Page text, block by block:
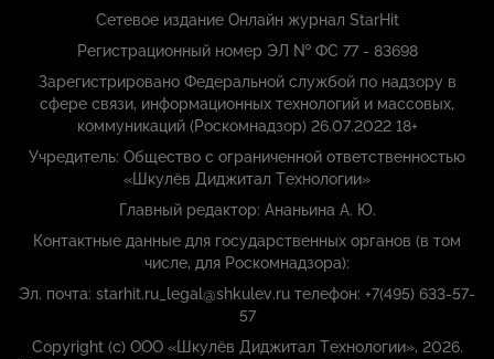
Сетевое издание Онлайн журнал StarHit
Регистрационный номер ЭЛ № ФС 77 - 83698
Зарегистрировано Федеральной службой по надзору в
сфере связи, информационных технологий и массовых,
коммуникаций (Роскомнадзор) 26.07.2022 18+
Учредитель: Общество с ограниченной ответственностью
«Шкулёв Диджитал Технологии»
Главный редактор: Ананьина А. Ю.
Контактные данные для государственных органов (в том
числе, для Роскомнадзора):
Эл. почта: starhit.ru_legal@shkulev.ru телефон: +7(495) 633-57-
57
Copyright (с) ООО «Шкулёв Диджитал Технологии», 2026.